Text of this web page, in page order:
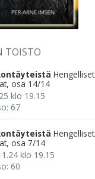
TOISTO
Hengelliset
osa 14/14
klo 19.15
67
Hengelliset
osa 7/14
klo 19.15
60